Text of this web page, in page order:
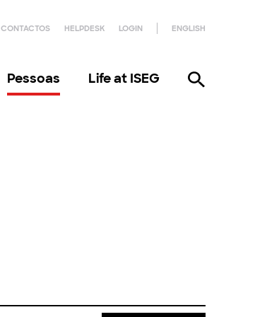
CONTACTOS HELPDESK LOGIN ENGLISH
Pessoas Life at ISEG